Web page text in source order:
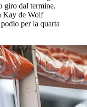
giro dal termine,
Kay de Wolf
per la quarta